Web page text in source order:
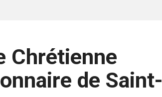
Chrétienne
de